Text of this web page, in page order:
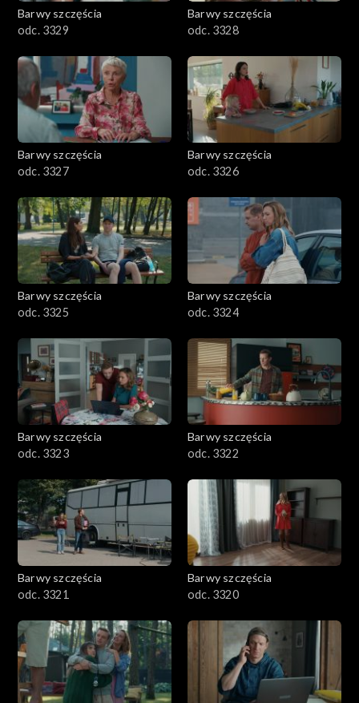
Barwy szczęścia
odc. 3329
Barwy szczęścia
odc. 3328
Barwy szczęścia
odc. 3327
Barwy szczęścia
odc. 3326
Barwy szczęścia
odc. 3325
Barwy szczęścia
odc. 3324
Barwy szczęścia
odc. 3323
Barwy szczęścia
odc. 3322
Barwy szczęścia
odc. 3321
Barwy szczęścia
odc. 3320